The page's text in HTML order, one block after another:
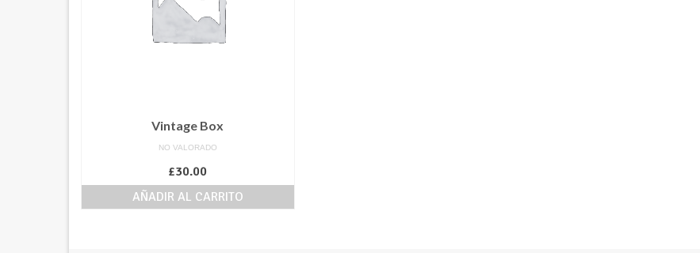
Vintage Box
NO VALORADO
£30.00
AÑADIR AL CARRITO